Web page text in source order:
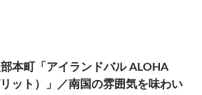
本町「アイランドバル ALOHA
ット）」／南国の雰囲気を味わい